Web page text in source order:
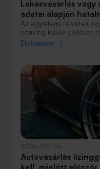
Lakásvásárlás
adatai alapján
Az egyetemi felvételi
nemrég külön cikkben
hogy lakást venni vagy
csak teheti, annak
lakásvásárlás. De mi a
múltbéli adatokra
aki 2016-ban lakást
mellett döntött, illetve
Elolvasom
Autóvásárlás
kell, mielőtt először